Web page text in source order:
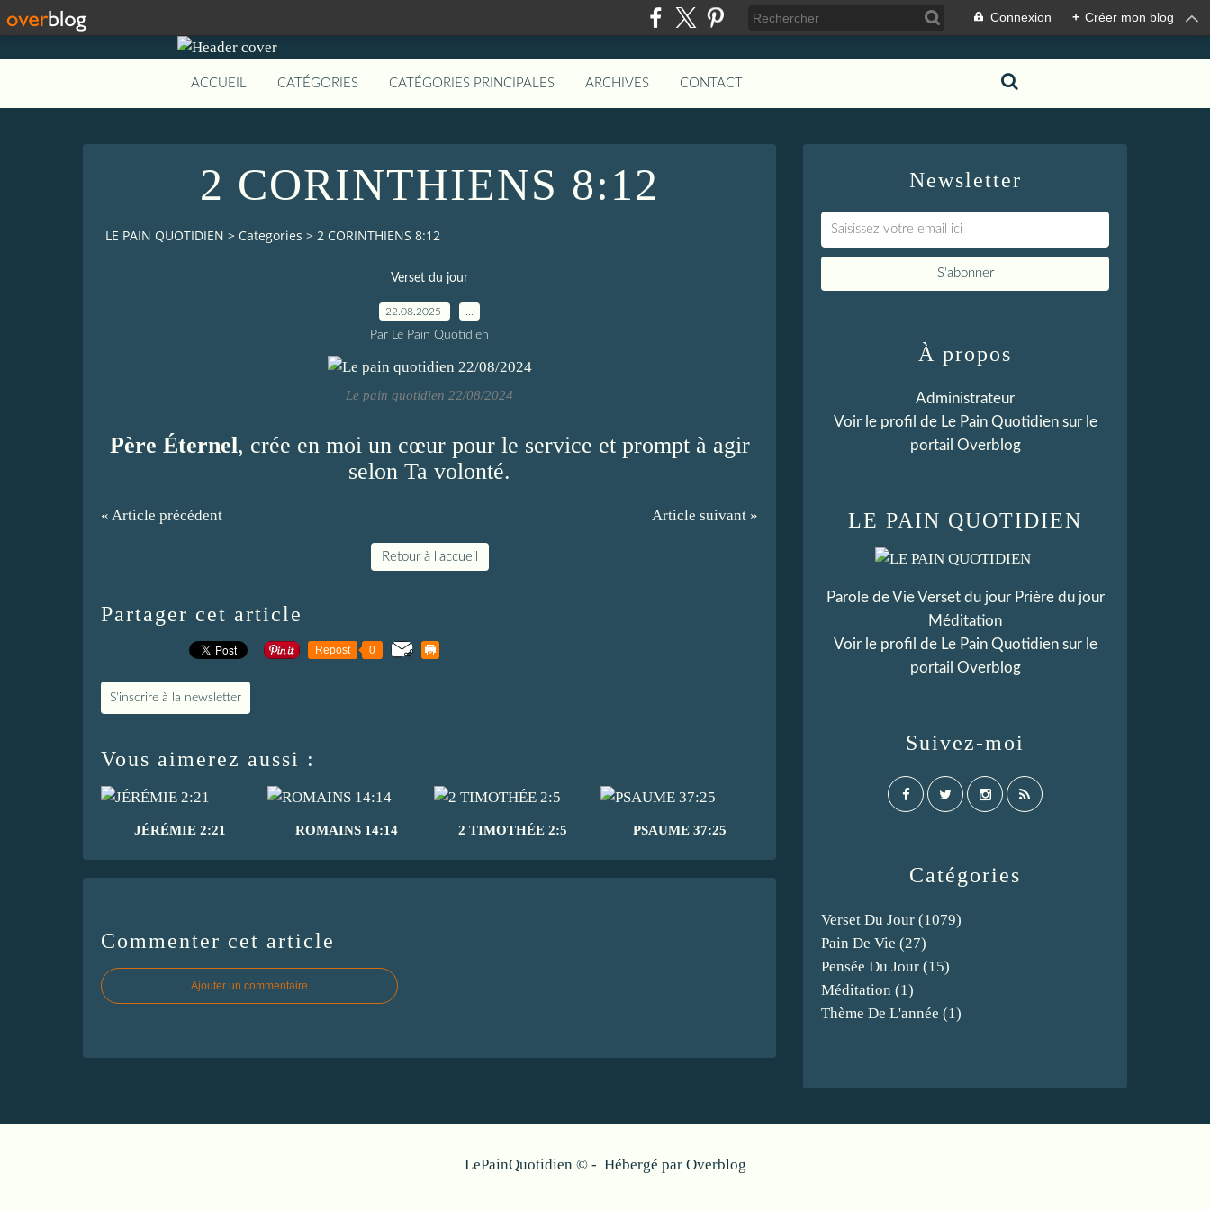
Connexion + Créer mon blog
ACCUEIL CATÉGORIES CATÉGORIES PRINCIPALES ARCHIVES CONTACT
2 CORINTHIENS 8:12
LE PAIN QUOTIDIEN > Categories > 2 CORINTHIENS 8:12
Verset du jour
22.08.2025
Par Le Pain Quotidien
Le pain quotidien 22/08/2024
Père Éternel, crée en moi un cœur pour le service et prompt à agir
selon Ta volonté.
« Article précédent Article suivant »
Retour à l'accueil
Partager cet article
Repost 0
S'inscrire à la newsletter
Vous aimerez aussi :
JÉRÉMIE 2:21 ROMAINS 14:14 2 TIMOTHÉE 2:5 PSAUME 37:25
Commenter cet article
Ajouter un commentaire
Newsletter
Catégories
Verset Du Jour (1079)
Pain De Vie (27)
Pensée Du Jour (15)
Méditation (1)
Thème De L'année (1)
LE PAIN QUOTIDIEN
Parole de Vie Verset du jour Prière du jour
Méditation
Voir le profil de Le Pain Quotidiensur le
portail Overblog
Suivez-moi
À propos
Administrateur
Voir le profil de Le Pain Quotidiensur le
portail Overblog
LePainQuotidien © - Hébergé par Overblog